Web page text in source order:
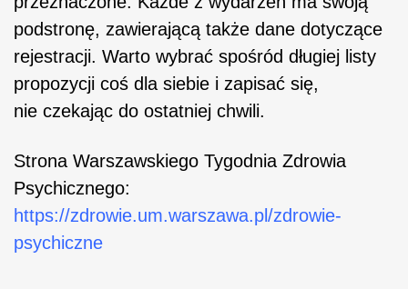
podstronę, zawierającą także dane dotyczące
rejestracji. Warto wybrać spośród długiej listy
propozycji coś dla siebie i zapisać się,
nie czekając do ostatniej chwili.
Strona Warszawskiego Tygodnia Zdrowia
Psychicznego:
https://zdrowie.um.warszawa.pl/zdrowie-
psychiczne